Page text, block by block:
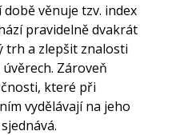
věnuje tzv. index
pravidelně dvakrát
trh a zlepšit znalosti
Zároveň
které při
vydělávají na jeho